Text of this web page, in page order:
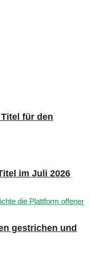
für den
im Juli 2026
gestrichen und